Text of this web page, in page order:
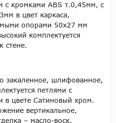
кромками ABS т.0,45мм, с
в цвет каркаса,
опорами 50х27 мм
комплектуется
стене.
закаленное, шлифованное,
петлями с
в цвете Сатиновый хром.
вертикальное,
– масло-воск.